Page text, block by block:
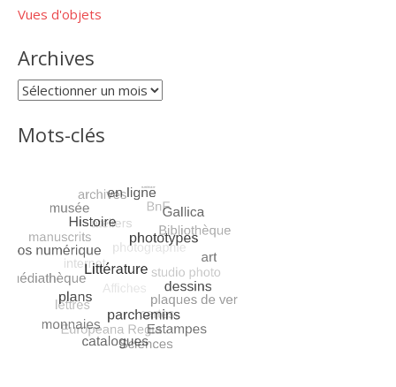
Vues d'objets
Archives
Archives
Mots-clés